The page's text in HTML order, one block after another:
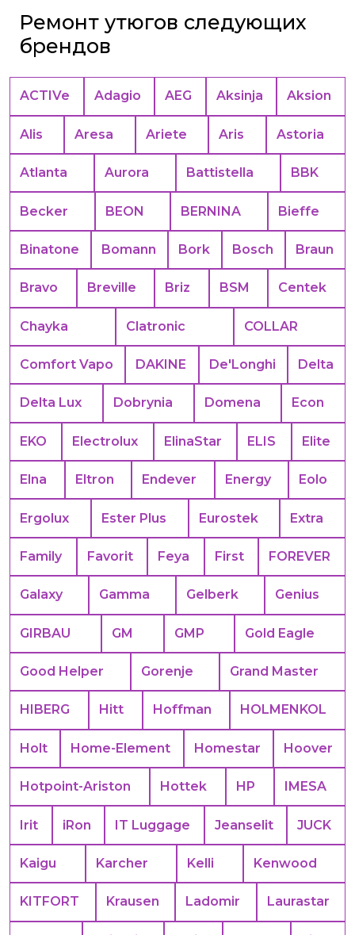
Ремонт утюгов следующих
брендов
ACTIVe Adagio AEG Aksinja Aksion
Alis Aresa Ariete Aris Astoria
Atlanta Aurora Battistella BBK
Becker BEON BERNINA Bieffe
Binatone Bomann Bork Bosch Braun
Bravo Breville Briz BSM Centek
Chayka Clatronic COLLAR
Comfort Vapo DAKINE De'Longhi Delta
Delta Lux Dobrynia Domena Econ
EKO Electrolux ElinaStar ELIS Elite
Elna Eltron Endever Energy Eolo
Ergolux Ester Plus Eurostek Extra
Family Favorit Feya First FOREVER
Galaxy Gamma Gelberk Genius
GIRBAU GM GMP Gold Eagle
Good Helper Gorenje Grand Master
HIBERG Hitt Hoffman HOLMENKOL
Holt Home-Element Homestar Hoover
Hotpoint-Ariston Hottek HP IMESA
Irit iRon IT Luggage Jeanselit JUCK
Kaigu Karcher Kelli Kenwood
KITFORT Krausen Ladomir Laurastar